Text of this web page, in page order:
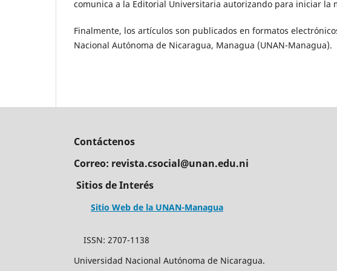
comunica a la Editorial Universitaria autorizando para iniciar la
Finalmente, los artículos son publicados en formatos
Nacional Autónoma de Nicaragua, Managua (UNAN-Managua).
Contáctenos
Correo: revista.csocial@unan.edu.ni
Sitios de Interés
Sitio Web de la UNAN-Managua
ISSN: 2707-1138
Universidad Nacional Autónoma de